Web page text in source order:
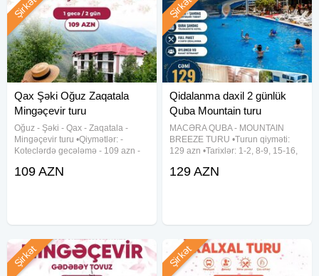
Qax Şəki Oğuz Zaqatala
Mingəçevir turu
Oğuz - Şəki - Qax - Zaqatala -
Mingəçevir turu •Qiymətlər: -
Koteclərdə gecələmə - 109 azn -
azn •Tarix: 1-2, 8-9, 15-16, 22-23,
Şirkət
109 AZN
Qidalanma daxil 2 günlük
Quba Mountain turu
MACƏRA QUBA - MOUNTAIN
BREEZE TURU •Turun qiyməti:
129 azn •Tarixlər: 1-2, 8-9, 15-16,
gün / 1 gecə •Hotelə giriş: 14:00 -
Şirkət
129 AZN
Şirkət Şirkət